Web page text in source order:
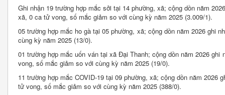
Ghi nhận 19 trường hợp mắc sởi tại 14 phường, xã; cộng dồn năm
xã, 0 ca tử vong, số mắc giảm so với cùng kỳ năm 2025 (3.009/1).
05 trường hợp mắc ho gà tại 05 phường, xã; cộng dồn năm 2026 ghi
cùng kỳ năm 2025 (13/0).
01 trường hợp mắc uốn ván tại xã Đại Thanh; cộng dồn năm 2026
vong, số mắc giảm so với cùng kỳ năm 2025 (19/0).
11 trường hợp mắc COVID-19 tại 09 phường, xã; cộng dồn năm 2026
tử vong, số mắc giảm so với cùng kỳ năm 2025 (388/0).